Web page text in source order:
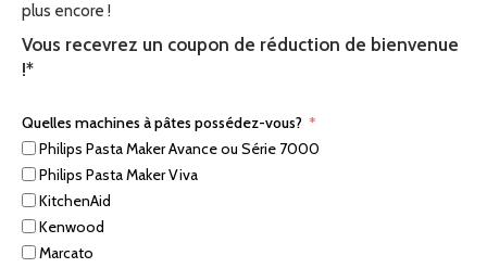
plus encore !
Vous recevrez un coupon de réduction de bienvenue
!*
Quelles machines à pâtes possédez-vous?
Philips Pasta Maker Avance ou Série 7000
Philips Pasta Maker Viva
KitchenAid
Kenwood
Marcato